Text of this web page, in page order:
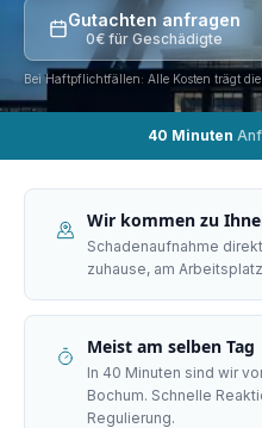
Gutachten anfragen
0€ für Geschädigte
Bei Haftpflichtfällen: Alle Kosten trägt die
Wir schauen genauer hin.
Professionelle Schadenanalyse
40 Minuten
Wir kommen zu
Schadenaufnahme
zuhause, am
Meist am selben Tag
In 40 Minuten sind wir
Bochum. Schnelle
Regulierung.